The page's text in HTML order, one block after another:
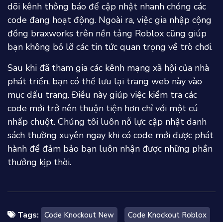
dõi kênh thông báo để cập nhật nhanh chóng các
code đang hoạt động. Ngoài ra, việc gia nhập cộng
đồng braxworks trên nền tảng Roblox cũng giúp
bạn không bỏ lỡ các tin tức quan trọng về trò chơi.
Sau khi đã tham gia các kênh mạng xã hội của nhà
phát triển, bạn có thể lưu lại trang web này vào
mục dấu trang. Điều này giúp việc kiểm tra các
code mới trở nên thuận tiện hơn chỉ với một cú
nhấp chuột. Chúng tôi luôn nỗ lực cập nhật danh
sách thường xuyên ngay khi có code mới được phát
hành để đảm bảo bạn luôn nhận được những phần
thưởng kịp thời.
Tags: Code Knockout New
Code Knockout Roblox